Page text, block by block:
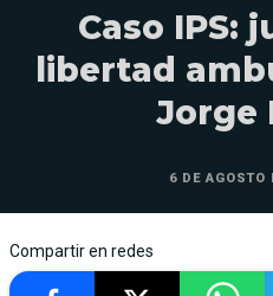
Caso IPS:
libertad
Jorge
6 DE AGOSTO
Compartir en redes